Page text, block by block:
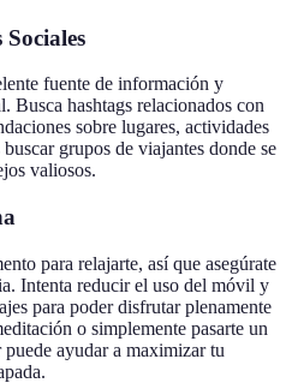
fuente de información y
Busca hashtags relacionados con
sobre lugares, actividades
grupos de viajantes donde se
valiosos.
para relajarte, así que asegúrate
Intenta reducir el uso del móvil y
para poder disfrutar plenamente
o simplemente pasarte un
ayudar a maximizar tu